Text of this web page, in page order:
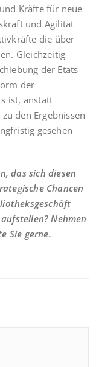
Kräfte für neue
und Agilität
die über
Gleichzeitig
der Etats
der
ist, anstatt
den Ergebnissen
gesehen
das sich diesen
Chancen
Nehmen
Sie gerne.